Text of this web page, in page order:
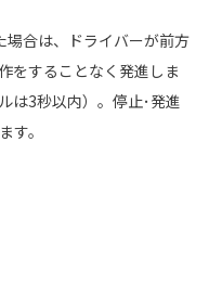
合は、ドライバーが前方
をすることなく発進しま
は3秒以内）。停止･発進
す。